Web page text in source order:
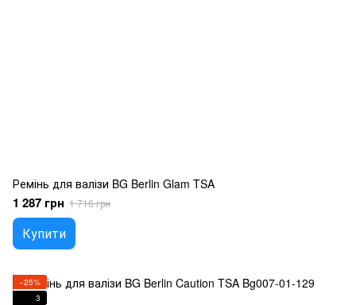
Ремінь для валізи BG Berlin Glam TSA
1 287 грн 1 716 грн
Купити
−25%
3